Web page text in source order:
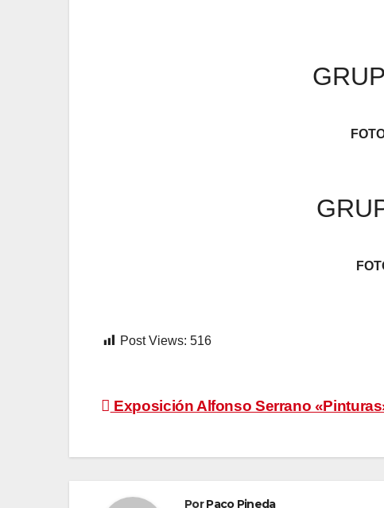
Post Views: 516
Navegación
Exposición Alfonso Serrano
PorPaco Pineda